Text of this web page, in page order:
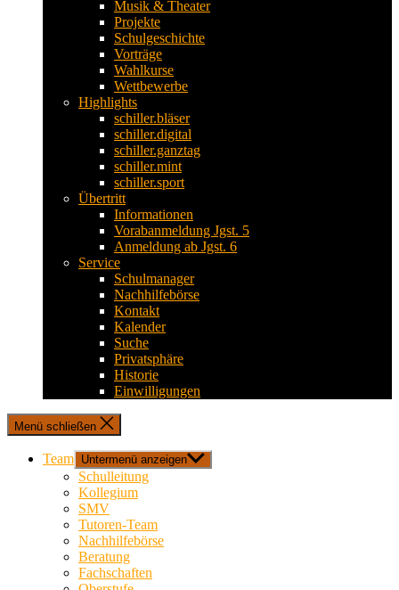
Musik & Theater
Projekte
Schulgeschichte
Vorträge
Wahlkurse
Wettbewerbe
Highlights
schiller.bläser
schiller.digital
schiller.ganztag
schiller.mint
schiller.sport
Übertritt
Informationen
Vorabanmeldung Jgst. 5
Anmeldung ab Jgst. 6
Service
Schulmanager
Nachhilfebörse
Kontakt
Kalender
Suche
Privatsphäre
Historie
Einwilligungen
Menü schließen
Team Untermenü anzeigen
Schulleitung
Kollegium
SMV
Tutoren-Team
Nachhilfebörse
Beratung
Fachschaften